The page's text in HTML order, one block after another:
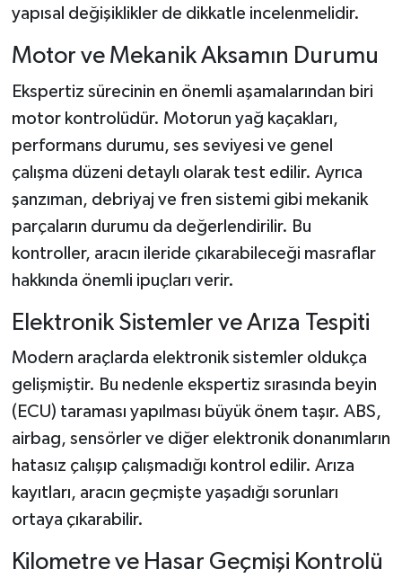
yapısal değişiklikler de dikkatle incelenmelidir.
Motor ve Mekanik Aksamın Durumu
Ekspertiz sürecinin en önemli aşamalarından biri
motor kontrolüdür. Motorun yağ kaçakları,
performans durumu, ses seviyesi ve genel
çalışma düzeni detaylı olarak test edilir. Ayrıca
şanzıman, debriyaj ve fren sistemi gibi mekanik
parçaların durumu da değerlendirilir. Bu
kontroller, aracın ileride çıkarabileceği masraflar
hakkında önemli ipuçları verir.
Elektronik Sistemler ve Arıza Tespiti
Modern araçlarda elektronik sistemler oldukça
gelişmiştir. Bu nedenle ekspertiz sırasında beyin
(ECU) taraması yapılması büyük önem taşır. ABS,
airbag, sensörler ve diğer elektronik donanımların
hatasız çalışıp çalışmadığı kontrol edilir. Arıza
kayıtları, aracın geçmişte yaşadığı sorunları
ortaya çıkarabilir.
Kilometre ve Hasar Geçmişi Kontrolü